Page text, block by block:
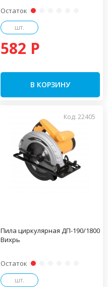
Остаток
шт.
582 P
В КОРЗИНУ
Код: 22405
Пила циркулярная ДП-190/1800
Вихрь
Остаток
шт.